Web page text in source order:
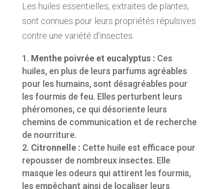
Les huiles essentielles, extraites de plantes,
sont connues pour leurs propriétés répulsives
contre une variété d’insectes.
Menthe poivrée et eucalyptus : Ces
huiles, en plus de leurs parfums agréables
pour les humains, sont désagréables pour
les fourmis de feu. Elles perturbent leurs
phéromones, ce qui désoriente leurs
chemins de communication et de recherche
de nourriture.
Citronnelle : Cette huile est efficace pour
repousser de nombreux insectes. Elle
masque les odeurs qui attirent les fourmis,
les empêchant ainsi de localiser leurs